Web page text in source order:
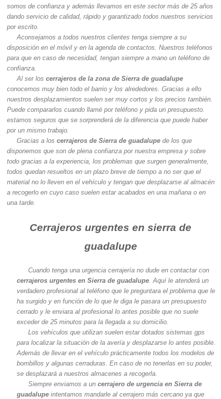
somos de confianza y además llevamos en este sector más de 25 años
dando servicio de calidad, rápido y garantizado todos nuestros servicios
por escrito.
Aconsejamos a todos nuestros clientes tenga siempre a su
disposición en el móvil y en la agenda de contactos. Nuestros teléfonos
para que en caso de necesidad, tengan siempre a mano un teléfono de
confianza.
Al ser los cerrajeros de la zona de Sierra de guadalupe
conocemos muy bien todo el barrio y los alrededores. Gracias a ello
nuestros desplazamientos suelen ser muy cortos y los precios también.
Puede compararlos cuando llamé por teléfono y pida un presupuesto.
estamos seguros que se sorprenderá de la diferencia que puede haber
por un mismo trabajo.
Gracias a los cerrajeros de Sierra de guadalupe de los que
disponemos que son de plena confianza por nuestra empresa y sobre
todo gracias a la experiencia, los problemas que surgen generalmente,
todos quedan resueltos en un plazo breve de tiempo a no ser que el
material no lo lleven en el vehículo y tengan que desplazarse al almacén
a recogerlo en cuyo caso suelen estar acabados en una mañana o en
una tarde.
Cerrajeros urgentes en sierra de
guadalupe
Cuando tenga una urgencia cerrajería no dude en contactar con
cerrajeros urgentes en Sierra de guadalupe . Aquí le atenderá un
verdadero profesional al teléfono que le preguntara el problema que le
ha surgido y en función de lo que le diga le pasara un presupuesto
cerrado y le enviara al profesional lo antes posible que no suele
exceder de 25 minutos para la llegada a su domicilio.
Los vehículos que utilizan suelen estar dotados sistemas gps
para localizar la situación de la avería y desplazarse lo antes posible.
Además de llevar en el vehículo prácticamente todos los modelos de
bombillos y algunas cerraduras. En caso de no tenerlas en su poder,
se desplazará a nuestros almacenes a recogerla.
Siempre enviamos a uncerrajero de urgencia en Sierra de
guadalupe intentamos mandarle al cerrajero más cercano ya que